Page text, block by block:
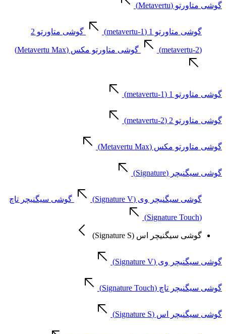
گوشی متاورتو (Metavertu)
گوشی متاورتو 1 (metavertu-1) گوشی متاورتو 2
(metavertu-2) گوشی متاورتو مکس (Metavertu Max)
گوشی متاورتو 1 (metavertu-1)
گوشی متاورتو 2 (metavertu-2)
گوشی متاورتو مکس (Metavertu Max)
گوشی سیگنیچر (Signature)
گوشی سیگنیچر وی (Signature V) گوشی سیگنیچر تاچ
(Signature Touch)
گوشی سیگنیچر اس (Signature S)
گوشی سیگنیچر وی (Signature V)
گوشی سیگنیچر تاچ (Signature Touch)
گوشی سیگنیچر اس (Signature S)